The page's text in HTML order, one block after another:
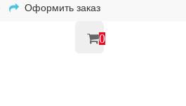
Оформить заказ
0